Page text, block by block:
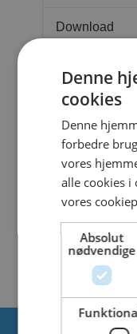
Download
File Count
Create Date
Last Updated
NO.1
Denne
cookies
Denne
forbedre
vores
alle cookies i
vores
Absolut
nødvendige